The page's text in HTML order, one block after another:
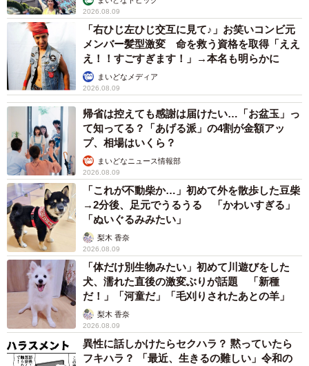
2026.08.09
「右ひじ左ひじ交互に見て♪」お笑いコンビ元
メンバー髪型激変 命を救う資格を取得「ええ
え！！すごすぎます！」→本名も明らかに
まいどなメディア
2026.08.09
帰省は控えても感謝は届けたい…「お盆玉」っ
て知ってる？「あげる派」の4割が金額アッ
プ、相場はいくら？
まいどなニュース情報部
2026.08.09
「これが不動柴か…」初めて外を散歩した豆柴
→2分後、足元でうるうる 「かわいすぎる」
「ぬいぐるみみたい」
梨木 香奈
2026.08.09
「体だけ別生物みたい」初めて川遊びをした
犬、濡れた直後の激変ぶりが話題 「新種
だ！」「河童だ」「毛刈りされたあとの羊」
梨木 香奈
2026.08.09
異性に話しかけたらセクハラ？ 黙っていたら
フキハラ？ 「最近、生きるの難しい」令和の